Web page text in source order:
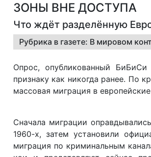
ЗОНЫ ВНЕ ДОСТУПА
Что ждёт разделённую
Рубрика в газете: В мировом
Опрос, опубликованный БиБиСи
признаку как никогда ранее. По
массовая миграция в
Сначала миграции
1960-х, затем установили
миграция по криминальным